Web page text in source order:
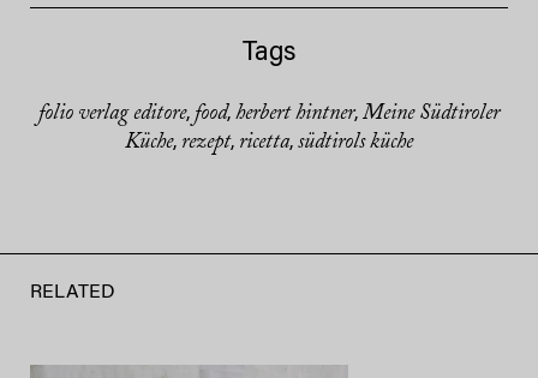
Tags
folio verlag editore, food, herbert hintner, Meine Südtiroler
Küche, rezept, ricetta, südtirols küche
RELATED